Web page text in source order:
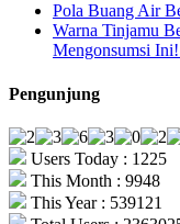
Pola Buang Air
Warna Tinjamu
Mengonsumsi
Pengunjung
Users Today : 1225
This Month : 9948
This Year : 539121